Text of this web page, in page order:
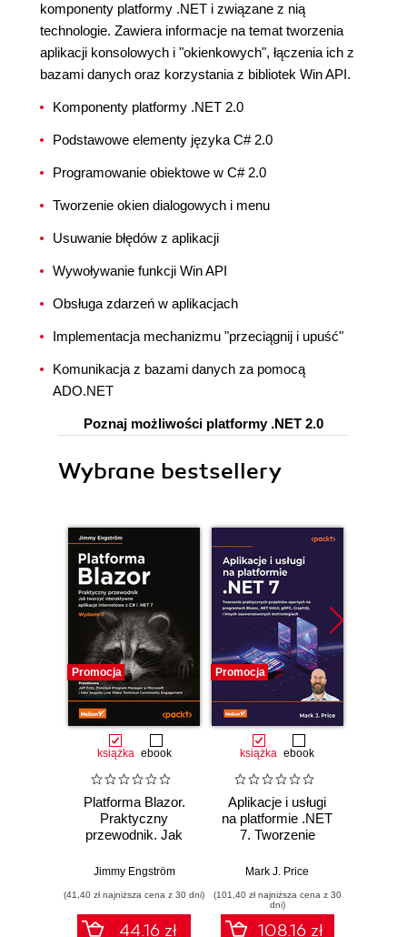
komponenty platformy .NET i związane z nią
technologie. Zawiera informacje na temat tworzenia
aplikacji konsolowych i "okienkowych", łączenia ich z
bazami danych oraz korzystania z bibliotek Win API.
Komponenty platformy .NET 2.0
Podstawowe elementy języka C# 2.0
Programowanie obiektowe w C# 2.0
Tworzenie okien dialogowych i menu
Usuwanie błędów z aplikacji
Wywoływanie funkcji Win API
Obsługa zdarzeń w aplikacjach
Implementacja mechanizmu "przeciągnij i upuść"
Komunikacja z bazami danych za pomocą
ADO.NET
Poznaj możliwości platformy .NET 2.0
Wybrane bestsellery
Promocja
książka ebook
Platforma Blazor.
Praktyczny
przewodnik. Jak
interaktywne
internetowe z C# i
.NET 7. Wydanie II
Jimmy Engström
(41,40 zł najniższa cena z 30 dni)
44.16 zł
Promocja
książka ebook
Aplikacje i usługi
na platformie .NET
7. Tworzenie
projektów opartych
Blazor, .NET
MAUI, gRPC,
GraphQL i innych
Mark J. Price
(101,40 zł najniższa cena z 30
dni)
108.16 zł